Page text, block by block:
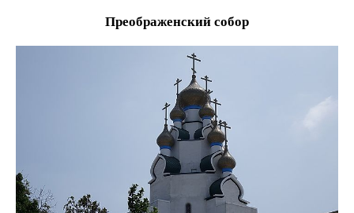
Преображенский собор